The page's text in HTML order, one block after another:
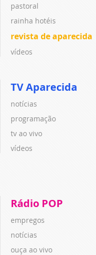
pastoral
rainha hotéis
revista de aparecida
vídeos
TV Aparecida
notícias
programação
tv ao vivo
vídeos
Rádio POP
empregos
notícias
ouça ao vivo